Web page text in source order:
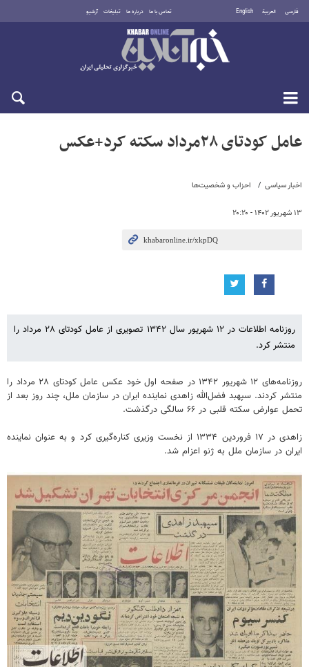
فارسی العربية English تماس با ما درباره ما تبلیغات آرشیو
شنبه ۱۷ مرداد ۱۴۰۵
اخبار سیاسی احزاب و شخصیت‌ها
۱۳ شهریور ۱۴۰۲ - ۲۰:۲۰
عامل کودتای ۲۸مرداد سکته کرد+عکس
روزنامه اطلاعات در ۱۲ شهریور سال ۱۳۴۲ تصویری از عامل کودتای ۲۸ مرداد را
منتشر کرد.
روزنامه‌های ۱۲ شهریور ۱۳۴۲ در صفحه اول خود عکس عامل کودتای ۲۸ مرداد را
منتشر کردند. سپهبد فضل‌الله زاهدی نماینده ایران در سازمان ملل، چند روز بعد از
تحمل عوارض سکته قلبی در ۶۶ سالگی درگذشت.
زاهدی در ۱۷ فروردین ۱۳۳۴ از نخست وزیری کناره‌گیری کرد و به عنوان نماینده
ایران در سازمان ملل به ژنو اعزام شد.